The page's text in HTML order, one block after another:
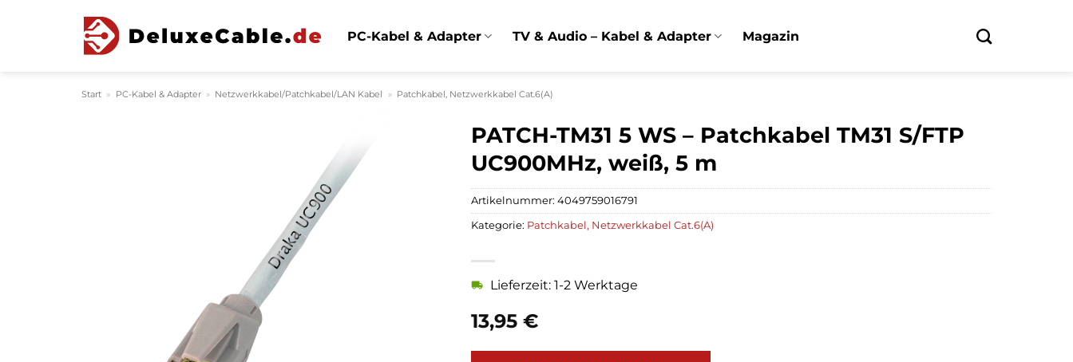
PC-Kabel & Adapter TV & Audio – Kabel & Adapter Magazin
Start » PC-Kabel & Adapter » Netzwerkkabel/Patchkabel/LAN Kabel » Patchkabel, Netzwerkkabel Cat.6(A)
PATCH-TM31 5 WS – Patchkabel TM31 S/FTP
UC900MHz, weiß, 5 m
13,95 €
Lieferzeit: 1-2 Werktage
Artikelnummer: 4049759016791
Kategorie: Patchkabel, Netzwerkkabel Cat.6(A)